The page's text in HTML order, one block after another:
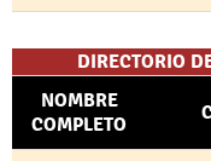
DIRECTORIO
NOMBRE
COMPLETO